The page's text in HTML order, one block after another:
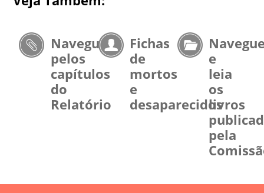
Navegue
pelos
capítulos
do
Relatório
Fichas
de
mortos
e
desaparecidos
e
leia
os
livros
pela